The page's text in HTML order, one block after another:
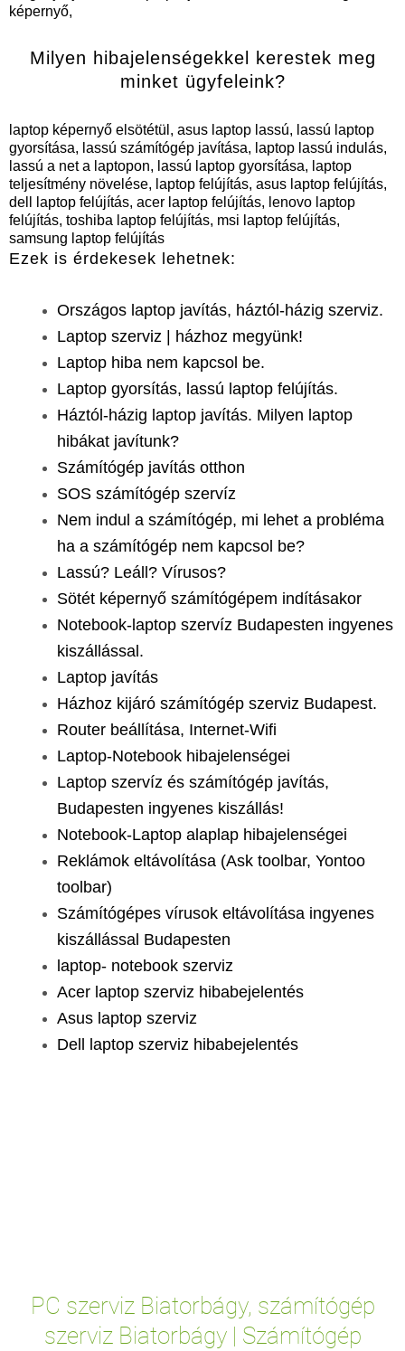
képernyő,
Milyen hibajelenségekkel kerestek meg
minket ügyfeleink?
laptop képernyő elsötétül, asus laptop lassú, lassú laptop
gyorsítása, lassú számítógép javítása, laptop lassú indulás,
lassú a net a laptopon, lassú laptop gyorsítása, laptop
teljesítmény növelése, laptop felújítás, asus laptop felújítás,
dell laptop felújítás, acer laptop felújítás, lenovo laptop
felújítás, toshiba laptop felújítás, msi laptop felújítás,
samsung laptop felújítás
Ezek is érdekesek lehetnek:
Országos laptop javítás, háztól-házig szerviz.
Laptop szerviz | házhoz megyünk!
Laptop hiba nem kapcsol be.
Laptop gyorsítás, lassú laptop felújítás.
Háztól-házig laptop javítás. Milyen laptop
hibákat javítunk?
Számítógép javítás otthon
SOS számítógép szervíz
Nem indul a számítógép, mi lehet a probléma
ha a számítógép nem kapcsol be?
Lassú? Leáll? Vírusos?
Sötét képernyő számítógépem indításakor
Notebook-laptop szervíz Budapesten ingyenes
kiszállással.
Laptop javítás
Házhoz kijáró számítógép szerviz Budapest.
Router beállítása, Internet-Wifi
Laptop-Notebook hibajelenségei
Laptop szervíz és számítógép javítás,
Budapesten ingyenes kiszállás!
Notebook-Laptop alaplap hibajelenségei
Reklámok eltávolítása (Ask toolbar, Yontoo
toolbar)
Számítógépes vírusok eltávolítása ingyenes
kiszállással Budapesten
laptop- notebook szerviz
Acer laptop szerviz hibabejelentés
Asus laptop szerviz
Dell laptop szerviz hibabejelentés
PC szerviz Biatorbágy, számítógép
szerviz Biatorbágy | Számítógép